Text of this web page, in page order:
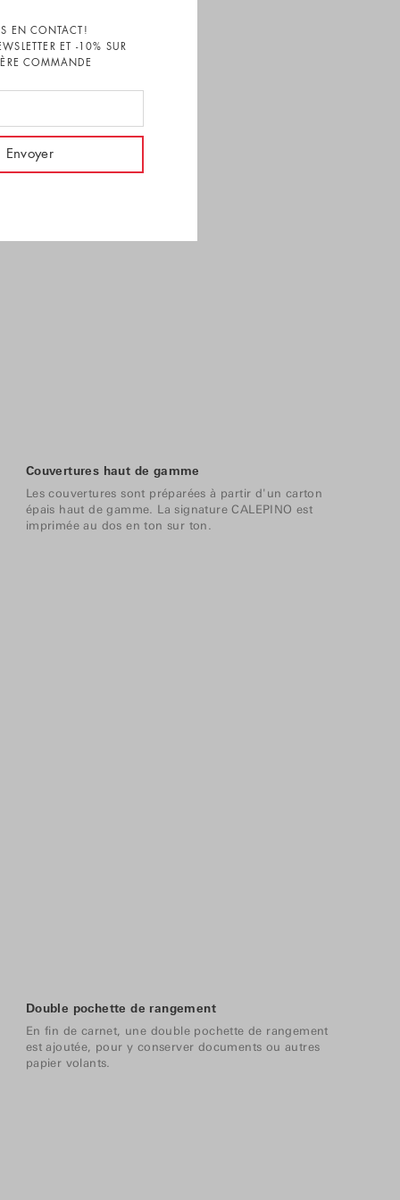
EN CONTACT!
ET -10% SUR
COMMANDE
Couvertures haut de gamme
Les couvertures sont préparées à partir d'un carton
épais haut de gamme. La signature CALEPINO est
imprimée au dos en ton sur ton.
Double pochette de rangement
En fin de carnet, une double pochette de rangement
est ajoutée, pour y conserver documents ou autres
papier volants.